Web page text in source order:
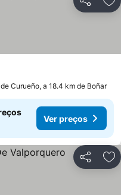
Partilhar
Curueño, a 18.4 km de Boñar
Ver preços
Partilhar